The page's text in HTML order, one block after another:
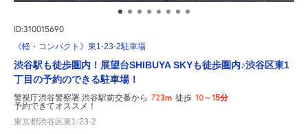
ID:310015690
《軽・コンパクト》東1-23-2駐車場
渋谷駅も徒歩圏内！展望台SHIBUYA SKYも徒歩圏内♪渋谷区東1
丁目の予約のできる駐車場！
警視庁渋谷警察署 渋谷駅前交番から 723m 徒歩 10～15分
予約できてオススメ！
東京都渋谷区東1-23-2